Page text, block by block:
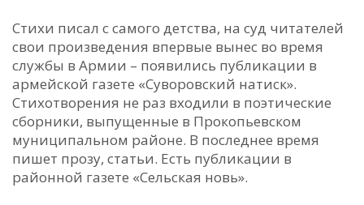
Стихи писал с самого детства, на суд читателей
свои произведения впервые вынес во время
службы в Армии – появились публикации в
армейской газете «Суворовский натиск».
Стихотворения не раз входили в поэтические
сборники, выпущенные в Прокопьевском
муниципальном районе. В последнее время
пишет прозу, статьи. Есть публикации в
районной газете «Сельская новь».